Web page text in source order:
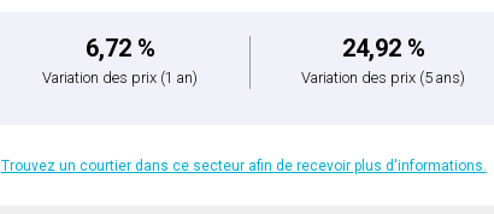
6,72 %
Variation des prix (1 an)
24,92 %
Variation des prix (5 ans)
Trouvez un courtier dans ce secteur afin de recevoir plus d'informations.